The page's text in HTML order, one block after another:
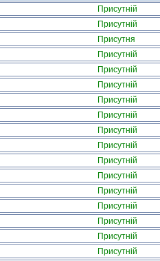
Присутній
Присутній
Присутня
Присутній
Присутній
Присутній
Присутній
Присутній
Присутній
Присутній
Присутній
Присутній
Присутній
Присутній
Присутній
Присутній
Присутній